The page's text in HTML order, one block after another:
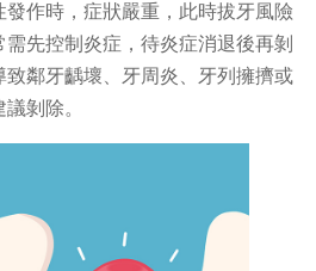
作時，症狀嚴重，此時拔牙風險
先控制炎症，待炎症消退後再剝
致鄰牙齲壞、牙周炎、牙列擁擠或
剝除。